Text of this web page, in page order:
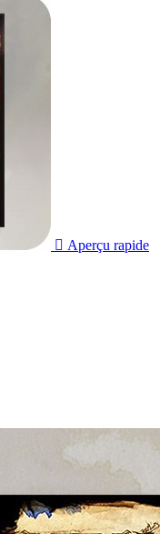
 Aperçu rapide